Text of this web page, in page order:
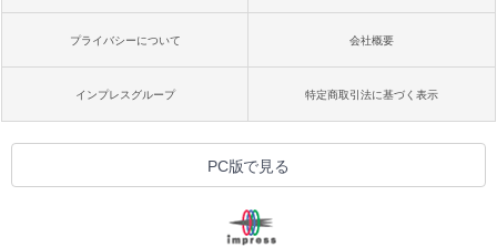
プライバシーについて 会社概要
インプレスグループ 特定商取引法に基づく表示
PC版で見る